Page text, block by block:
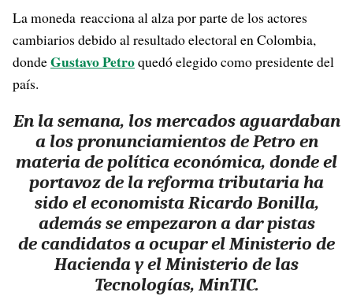
La moneda reacciona al alza por parte de los actores
cambiarios debido al resultado electoral en Colombia,
dondeGustavo Petroquedó elegido como presidente del
país.
En la semana, los mercados aguardaban
a los pronunciamientos de Petro en
materia de política económica, donde el
portavoz de la reforma tributaria ha
sido el economista Ricardo Bonilla,
además se empezaron a dar pistas
de candidatos a ocupar el Ministerio de
Hacienda y el Ministerio de las
Tecnologías, MinTIC.